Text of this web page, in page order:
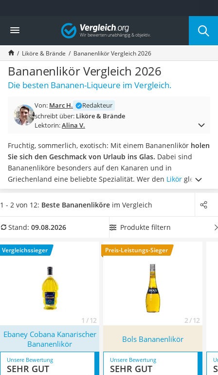
Die beliebtesten Vergleiche nach Kategorie
Lebensmittel
Schwarzkümmelöl
Knäckebrot
Schwarzkümmelöl-Kapseln
Manukahonig
Eiklar
Balsamico-Essig
Schwarzkümmelöl bio
Honig
Gemüsebrühe
Eiskaffee-Pulver
Irischer Whiskey
Grapefruitkernextrakt
Matcha-Set
MCT-Öl
Erythrit
Müsli ohne Zuckerzusatz
Vergleich
Liköre & Brände Bananenlikör Vergleich 2026
Bananenlikör Vergleich 2026
Die besten Bananen-Liqueure im Vergleich.
Von: Marc H.
Redakteur
schreibt über: Liköre & Brände
Lektorin:Alina V.
Fruchtig, sommerlich, exotisch: Mit einem Bananenlikör holen
Sie sich den Geschmack von Urlaub ins Glas. Dabei sind
Bananenliköre besonders auf den Kanaren und in
Griechenland eine beliebte Spezialität. Wer den Likör gleich
auf Vorrat kaufen möchte, kann ein Set aus mehreren
Flaschen kaufen. Verschiedene Online-Tests zeigen zudem,
Aromenauskommen. Wählen Sie jetzt einen Bananenlikör
mit schärferem Abgang bevorzugen. Überzeugt hat uns hier
im August 2026 besonders das ModellEbaney Cobana
Kanarischer Bananenlikör
mit seinen Eigenschaften.
1 - 2 von 12: Beste Bananenliköre im Vergleich
Stand: 09.08.2026 Produkte filtern
Vergleichssieger
1 / 12
Preis-Leistungs-Sieger
2 / 12
Ebaney Cobana Kanarischer
Bananenlikör
Bols Bananenlikör
Unsere Bewertung
SEHR GUT
Unsere Bewertung
SEHR GUT